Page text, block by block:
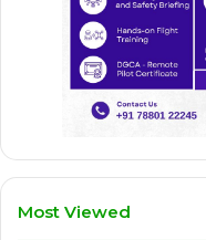
Most Viewed